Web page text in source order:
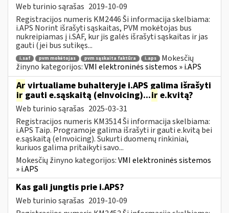
Web turinio sąrašas 2019-10-09
Registracijos numeris KM2446 Ši informacija skelbiama:
i.APS Norint išrašyti sąskaitas, PVM mokėtojas bus
nukreipiamas į i.SAF, kur jis galės išrašyti sąskaitas ir jas
gauti (jei bus sutikęs...
i.saf pvm mokėtojas pvm sąskaita faktūra i.aps
Mokesčių
žinyno kategorijos:VMI elektroninės sistemos » i.APS
Ar virtualiame buhalteryje i.APS galima išrašyti
irgauti e.sąskaitą (eInvoicing)...ir e.kvitą?
Web turinio sąrašas 2025-03-31
Registracijos numeris KM3514 Ši informacija skelbiama:
i.APS Taip. Programoje galima išrašyti ir gauti e.kvitą bei
e.sąskaitą (eInvoicing). Sukurti duomenų rinkiniai,
kuriuos galima pritaikyti savo...
Mokesčių žinyno kategorijos:VMI elektroninės sistemos
» i.APS
Kas gali jungtis prie i.APS?
Web turinio sąrašas 2019-10-09